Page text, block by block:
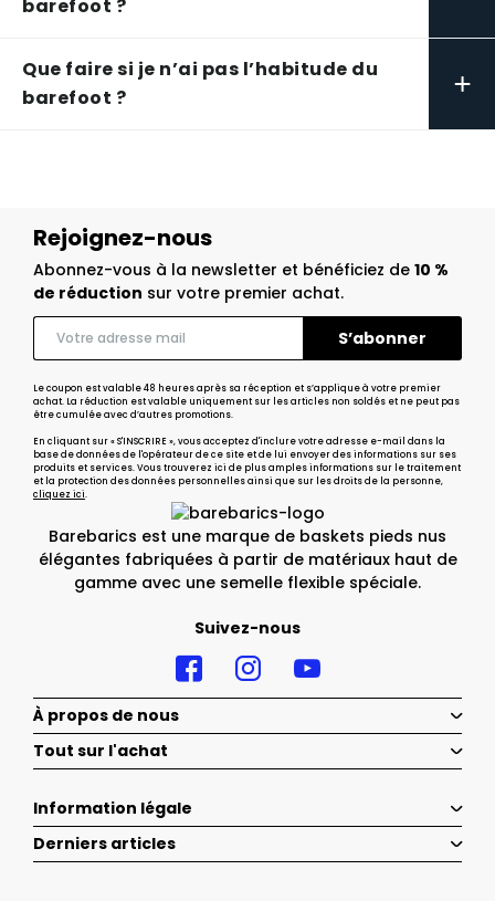
barefoot ?
Que faire si je n’ai pas l’habitude du
barefoot ?
+
Barebarics est une marque de baskets pieds nus
élégantes fabriquées à partir de matériaux haut de
gamme avec une semelle flexible spéciale.
Suivez-nous
Rejoignez-nous
Abonnez-vous à la newsletter et bénéficiez de 10 %
de réduction sur votre premier achat.
Le coupon est valable 48 heures après sa réception et s’applique à votre premier
achat. La réduction est valable uniquement sur les articles non soldés et ne peut pas
être cumulée avec d’autres promotions.
En cliquant sur « S'INSCRIRE », vous acceptez d'inclure votre adresse e-mail dans la
base de données de l'opérateur de ce site et de lui envoyer des informations sur ses
produits et services. Vous trouverez ici de plus amples informations sur le traitement
et la protection des données personnelles ainsi que sur les droits de la personne,
cliquez ici.
À propos de nous
Tout sur l'achat
Information légale
Derniers articles